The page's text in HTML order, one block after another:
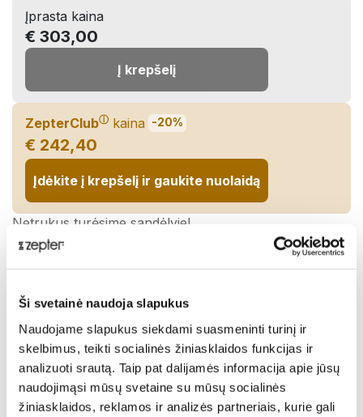
Ši svetainė naudoja slapukus
Naudojame slapukus siekdami suasmeninti turinį ir
skelbimus, teikti socialinės žiniasklaidos funkcijas ir
analizuoti srautą. Taip pat dalijamės informacija apie jūsų
naudojimąsi mūsų svetaine su mūsų socialinės
žiniasklaidos, reklamos ir analizės partneriais, kurie gali
Įprasta kaina
€ 303,00
Į krepšelį
ZepterClubⓘ kaina -20%
€ 242,40
Įdėkite į krepšelį ir gaukite nuolaidą
Netrukus turėsime sandėlyje!
Pasidalinti:
Aprašymas
Perženkite esamas prabangos ribas!
Pristatymas
Kvepalai „Absolument Parfumeur Luxury Overdose